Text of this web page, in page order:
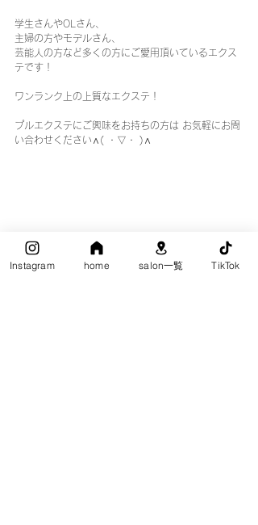
学生さんやOLさん、
主婦の方やモデルさん、
芸能人の方など多くの方にご愛用頂いているエクス
テです！
ワンランク上の上質なエクステ！
プルエクステにご興味をお持ちの方は お気軽にお問
い合わせください∧( ・▽・ )∧
Instagram home salon一覧 TikTok